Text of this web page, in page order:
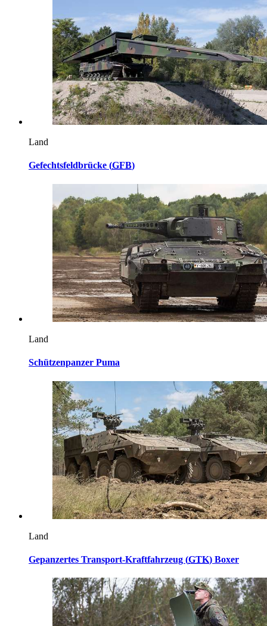
Land
Gefechtsfeldbrücke (GFB)
Land
Schützenpanzer Puma
Land
Gepanzertes Transport-Kraftfahrzeug (GTK) Boxer